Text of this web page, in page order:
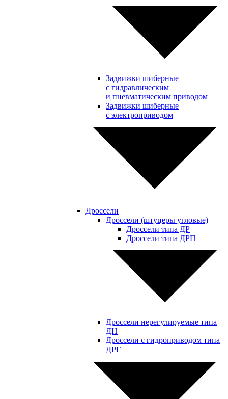
Задвижки шиберные
с гидравлическим
и пневматическим приводом
Задвижки шиберные
с электроприводом
Дроссели
Дроссели (штуцеры угловые)
Дроссели типа ДР
Дроссели типа ДРП
Дроссели нерегулируемые типа
ДН
Дроссели с гидроприводом типа
ДРГ